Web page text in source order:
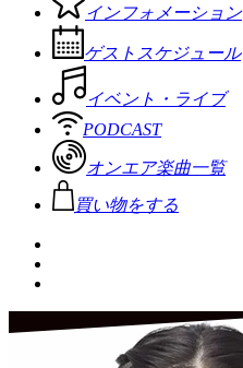
インフォメーション
ゲストスケジュール
イベント・ライブ
PODCAST
オンエア楽曲一覧
買い物をする